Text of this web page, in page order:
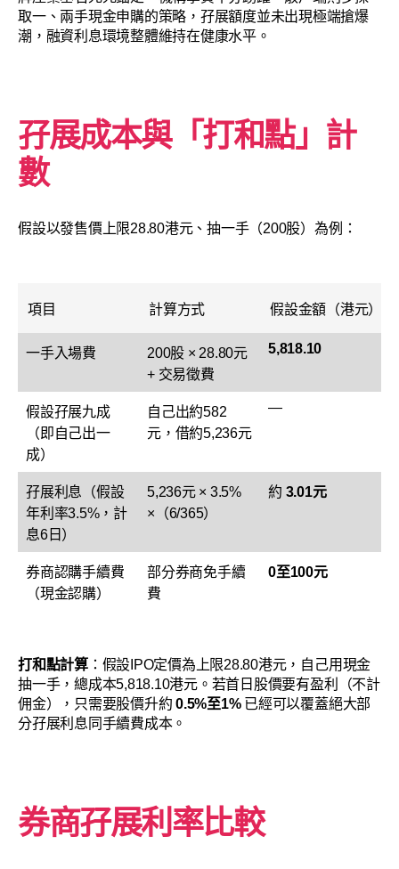
取一、兩手現金申購的策略，孖展額度並未出現極端搶爆
潮，融資利息環境整體維持在健康水平。
孖展成本與「打和點」計
數
假設以發售價上限28.80港元、抽一手（200股）為例：
項目 計算方式 假設金額（港元）
一手入場費
200股 × 28.80元
+ 交易徵費
5,818.10
假設孖展九成
（即自己出一
成）
自己出約582
元，借約5,236元
—
孖展利息（假設
年利率3.5%，計
息6日）
5,236元 × 3.5%
×（6/365）
約 3.01元
券商認購手續費
（現金認購）
部分券商免手續
費
0至100元
打和點計算：假設IPO定價為上限28.80港元，自己用現金
抽一手，總成本5,818.10港元。若首日股價要有盈利（不計
佣金），只需要股價升約0.5%至1%已經可以覆蓋絕大部
分孖展利息同手續費成本。
券商孖展利率比較